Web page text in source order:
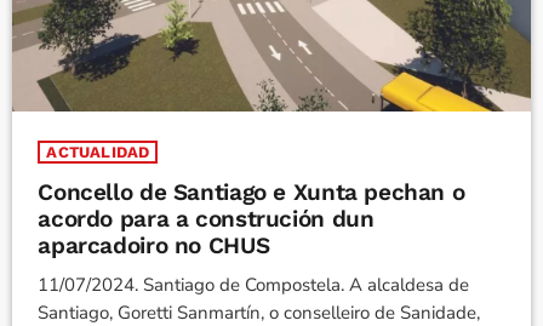
ACTUALIDAD
Concello de Santiago e Xunta pechan o
acordo para a construción dun
aparcadoiro no CHUS
11/07/2024. Santiago de Compostela. A alcaldesa de
Santiago, Goretti Sanmartín, o conselleiro de Sanidade,